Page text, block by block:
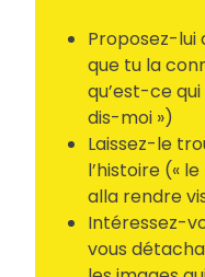
Proposez-lui
que tu la
qu’est-ce
dis-moi »)
Laissez-le
l’histoire («
alla rendre
Intéressez-
vous